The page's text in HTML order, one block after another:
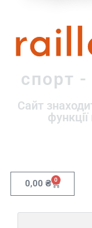
спорт
Сайт
0,00 ₴ 0